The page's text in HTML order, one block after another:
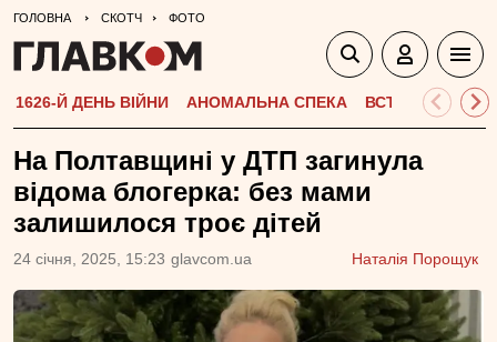
ГОЛОВНА СКОТЧ ФОТО
1626-Й ДЕНЬ ВІЙНИ АНОМАЛЬНА СПЕКА ВСТУПНА
На Полтавщині у ДТП загинула
відома блогерка: без мами
залишилося троє дітей
24 сiчня, 2025, 15:23 glavcom.ua Наталія Порощук